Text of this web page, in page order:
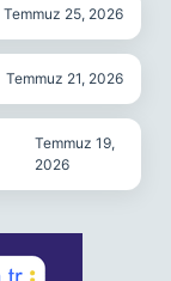
Temmuz 25, 2026
Temmuz 21, 2026
Temmuz 19,
2026